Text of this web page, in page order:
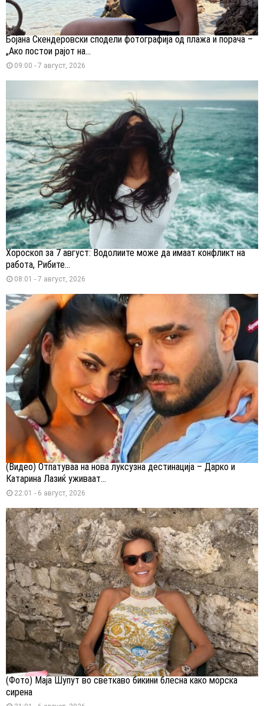
Бојана Скендеровски сподели фотографија од плажа и порача –
„Ако постои рајот на...
09:00 - 7 август, 2026
Хороскоп за 7 август: Водолиите може да имаат конфликт на
работа, Рибите...
08:01 - 7 август, 2026
(Видео) Отпатуваа на нова луксузна дестинација – Дарко и
Катарина Лазиќ уживаат...
22:01 - 6 август, 2026
(Фото) Маја Шупут во светкаво бикини блесна како морска
сирена